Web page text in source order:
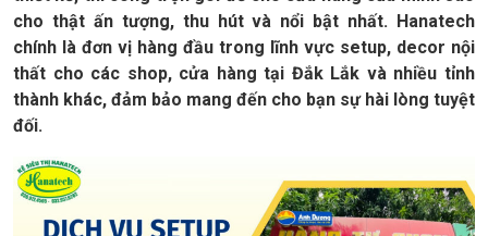
cho thật ấn tượng, thu hút và nổi bật nhất. Hanatech
chính là đơn vị hàng đầu trong lĩnh vực setup, decor nội
thất cho các shop, cửa hàng tại Đắk Lắk và nhiều tỉnh
thành khác, đảm bảo mang đến cho bạn sự hài lòng tuyệt
đối.